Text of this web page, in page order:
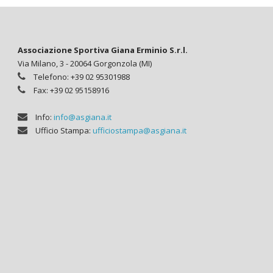
Associazione Sportiva Giana Erminio S.r.l.
Via Milano, 3 - 20064 Gorgonzola (MI)
Telefono: +39 02 95301988
Fax: +39 02 95158916
Info: info@asgiana.it
Ufficio Stampa: ufficiostampa@asgiana.it